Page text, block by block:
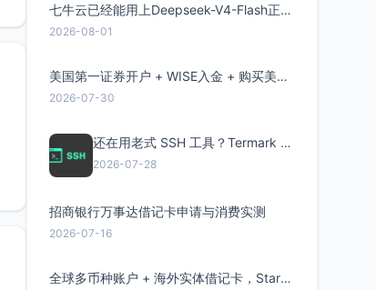
七牛云已经能用上Deepseek-V4-Flash正式版了，点此领取300万Token
2026-08-01
美国第一证券开户 + WISE入金 + 购买美股全流程分享
2026-07-30
还在用老式 SSH 工具？Termark 新一代跨平台智能SSH客户端了解一下
2026-07-28
招商银行万事达借记卡申请与消费实测
2026-07-16
全球多币种账户 + 海外实体借记卡，Starryblu开户教程与注意事项